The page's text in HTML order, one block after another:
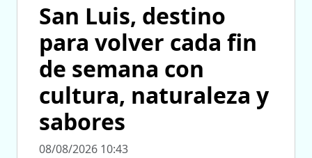
San Luis, destino
para volver cada fin
de semana con
cultura, naturaleza y
sabores
08/08/2026 10:43